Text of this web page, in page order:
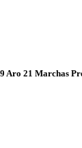
Aro 21 Marchas